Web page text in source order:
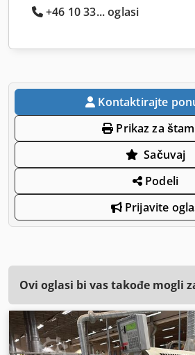
+46 10 33... oglasi
Kontaktirajte
Prikaz za
Sačuvaj
Podeli
Prijavite
Ovi oglasi bi vas takođe mogli